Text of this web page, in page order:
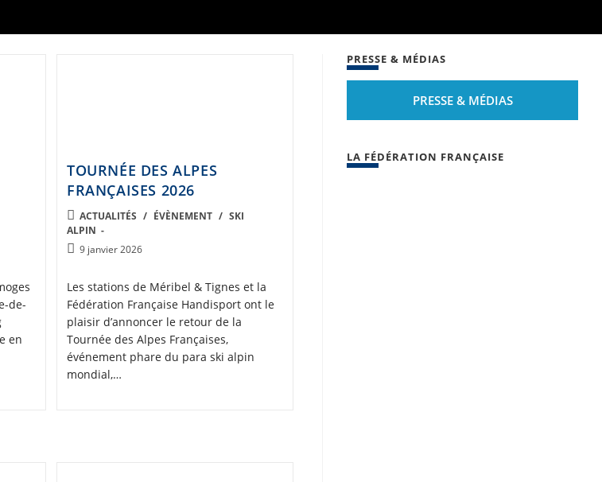
de-
en
TOURNÉE DES ALPES
FRANÇAISES 2026
POST
CATEGORY:
ACTUALITÉS / ÉVÈNEMENT / SKI
ALPIN
Post9 janvier 2026
Les stations de Méribel & Tignes et la
Fédération Française Handisport ont le
plaisir d’annoncer le retour de la
Tournée des Alpes Françaises,
événement phare du para ski alpin
mondial,…
PRESSE & MÉDIAS
PRESSE & MÉDIAS
LA FÉDÉRATION FRANÇAISE